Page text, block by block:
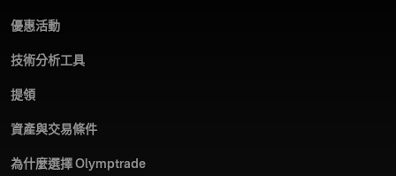
優惠活動
技術分析工具
提領
資產與交易條件
為什麼選擇 Olymptrade